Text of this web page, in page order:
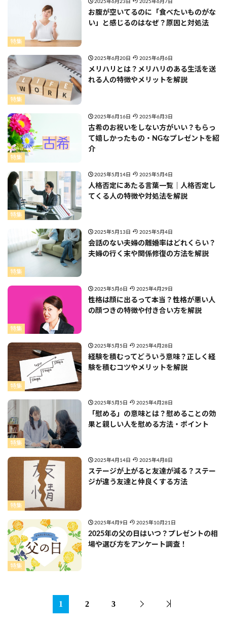
特集
2025年6月23日 2025年6月7日
お腹が空いてるのに「食べたいものがな
い」と感じるのはなぜ？原因と対処法
特集
2025年6月20日 2025年6月6日
メリハリとは？メリハリのある生活を送
れる人の特徴やメリットを解説
特集
2025年6月16日 2025年6月3日
古希のお祝いをしない方がいい？もらっ
て嬉しかったもの・NGなプレゼントを紹
介
特集
2025年5月14日 2025年5月4日
人格否定にあたる言葉一覧｜人格否定し
てくる人の特徴や対処法を解説
特集
2025年5月13日 2025年5月4日
会話のない夫婦の離婚率はどれくらい？
夫婦の行く末や関係修復の方法を解説
特集
2025年5月6日 2025年4月29日
性格は顔に出るって本当？性格が悪い人
の顔つきの特徴や付き合い方を解説
特集
2025年5月5日 2025年4月28日
経験を積むってどういう意味？正しく経
験を積むコツやメリットを解説
特集
2025年5月5日 2025年4月28日
「慰める」の意味とは？慰めることの効
果と親しい人を慰める方法・ポイント
特集
2025年4月14日 2025年4月8日
ステージが上がると友達が減る？ステー
ジが違う友達と仲良くする方法
特集
2025年4月9日 2025年10月21日
2025年の父の日はいつ？プレゼントの相
場や選び方をアンケート調査！
1 2 3